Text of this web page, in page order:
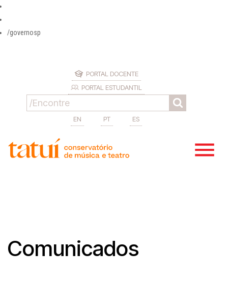
/governosp
PORTAL DOCENTE
PORTAL ESTUDANTIL
EN PT ES
Comunicados